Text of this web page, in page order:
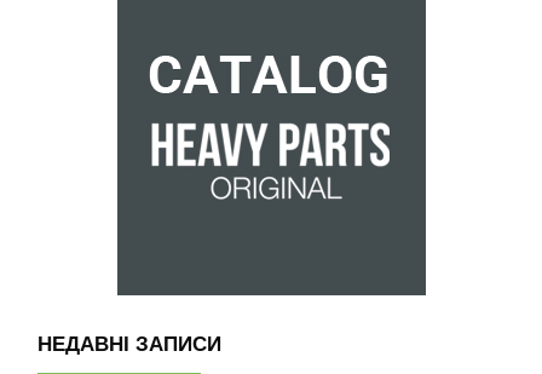
НЕДАВНІ ЗАПИСИ